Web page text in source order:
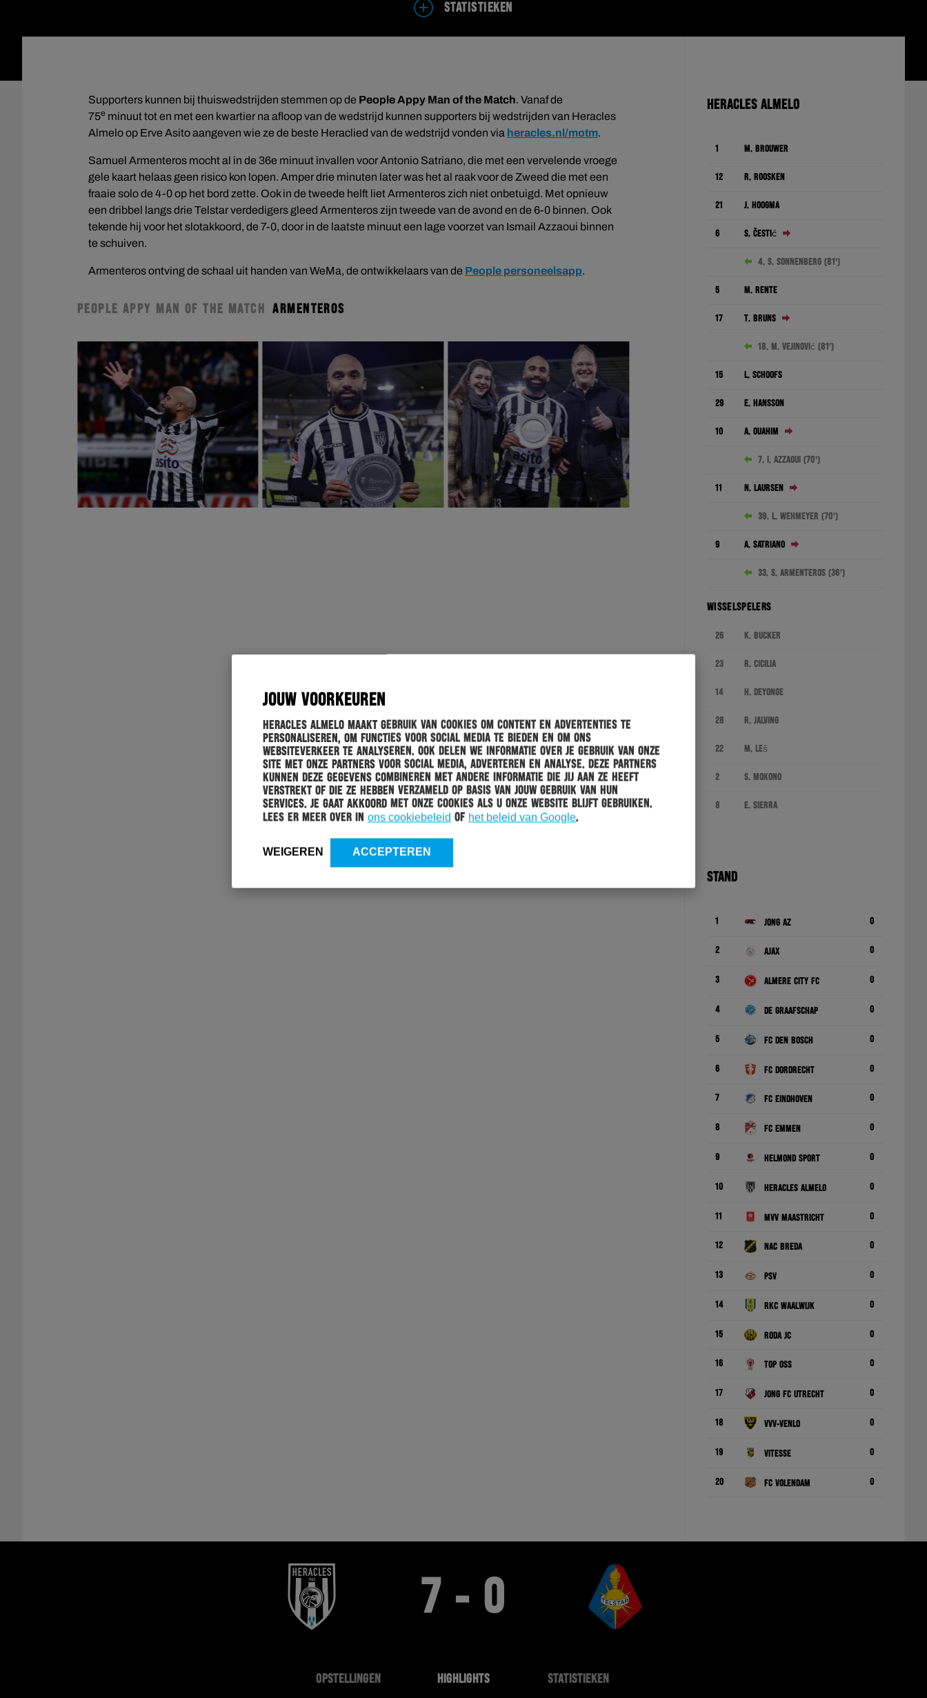
JOUW VOORKEUREN
Heracles Almelo maakt gebruik van cookies om content en advertenties te
personaliseren, om functies voor social media te bieden en om ons
websiteverkeer te analyseren. Ook delen we informatie over je gebruik van onze
site met onze partners voor social media, adverteren en analyse. Deze partners
kunnen deze gegevens combineren met andere informatie die jij aan ze heeft
verstrekt of die ze hebben verzameld op basis van jouw gebruik van hun
services. Je gaat akkoord met onze cookies als u onze website blijft gebruiken.
Lees er meer over in ons cookiebeleid of het beleid van Google.
WEIGEREN ACCEPTEREN
STATISTIEKEN
Supporters kunnen bij thuiswedstrijden stemmen op de People Appy Man of the Match. Vanaf de
75e minuut tot en met een kwartier na afloop van de wedstrijd kunnen supporters bij wedstrijden van Heracles
Almelo op Erve Asito aangeven wie ze de beste Heraclied van de wedstrijd vonden via heracles.nl/motm.
Samuel Armenteros mocht al in de 36e minuut invallen voor Antonio Satriano, die met een vervelende vroege
gele kaart helaas geen risico kon lopen. Amper drie minuten later was het al raak voor de Zweed die met een
fraaie solo de 4-0 op het bord zette. Ook in de tweede helft liet Armenteros zich niet onbetuigd. Met opnieuw
een dribbel langs drie Telstar verdedigers gleed Armenteros zijn tweede van de avond en de 6-0 binnen. Ook
tekende hij voor het slotakkoord, de 7-0, door in de laatste minuut een lage voorzet van Ismail Azzaoui binnen
te schuiven.
Armenteros ontving de schaal uit handen van WeMa, de ontwikkelaars van de People personeelsapp.
PEOPLE APPY MAN OF THE MATCH ARMENTEROS
HERACLES ALMELO
1 M. Brouwer
12 R. Roosken
21 J. Hoogma
6 S. Čestić
4. S. Sonnenberg (81')
5 M. Rente
17 T. Bruns
18. M. Vejinović (81')
15 L. Schoofs
29 E. Hansson
10 A. Ouahim
7. I. Azzaoui (70')
11 N. Laursen
39. L. Wehmeyer (70')
9 A. Satriano
33. S. Armenteros (36')
WISSELSPELERS
26 K. Bucker
23 R. Cicilia
14 H. Deyonge
28 R. Jalving
22 M. Leš
2 S. Mokono
8 E. Sierra
STAND
1 Jong AZ 0
2 Ajax 0
3 Almere City FC 0
4 De Graafschap 0
5 FC Den Bosch 0
6 FC Dordrecht 0
7 FC Eindhoven 0
8 FC Emmen 0
9 Helmond Sport 0
10 Heracles Almelo 0
11 MVV Maastricht 0
12 NAC Breda 0
13 PSV 0
14 RKC Waalwijk 0
15 Roda JC 0
16 TOP Oss 0
17 Jong FC Utrecht 0
18 VVV-Venlo 0
19 Vitesse 0
20 FC Volendam 0
7 - 0
OPSTELLINGEN HIGHLIGHTS STATISTIEKEN